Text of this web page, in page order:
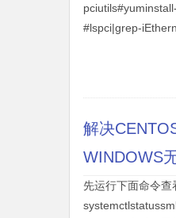
#lspci|grep-
解决
WINDOWS
先运行下面命令